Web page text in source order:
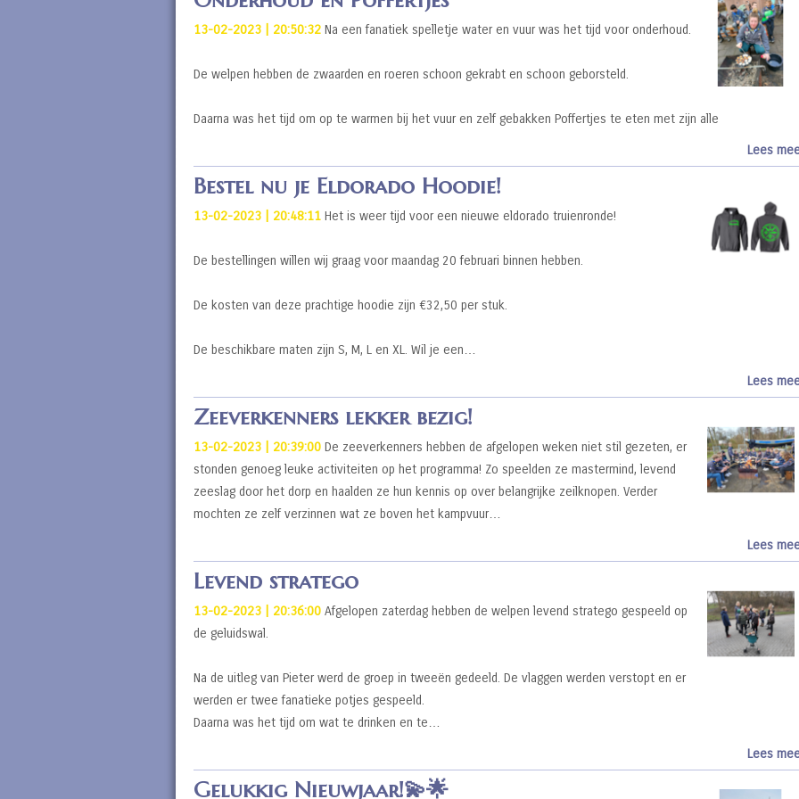
13-02-2023 | 20:50:32 Na een fanatiek spelletje water en vuur was het tijd voor onderhoud.
De welpen hebben de zwaarden en roeren schoon gekrabt en schoon geborsteld.
Daarna was het tijd om op te warmen bij het vuur en zelf gebakken Poffertjes te eten met zijn alle
Lees
Bestel nu je Eldorado Hoodie!
13-02-2023 | 20:48:11 Het is weer tijd voor een nieuwe eldorado truienronde!
De bestellingen willen wij graag voor maandag 20 februari binnen hebben.
De kosten van deze prachtige hoodie zijn €32,50 per stuk.
De beschikbare maten zijn S, M, L en XL. Wil je een…
Lees
Zeeverkenners lekker bezig!
13-02-2023 | 20:39:00 De zeeverkenners hebben de afgelopen weken niet stil gezeten, er
stonden genoeg leuke activiteiten op het programma! Zo speelden ze mastermind, levend
zeeslag door het dorp en haalden ze hun kennis op over belangrijke zeilknopen. Verder
mochten ze zelf verzinnen wat ze boven het kampvuur…
Lees
Levend stratego
13-02-2023 | 20:36:00 Afgelopen zaterdag hebben de welpen levend stratego gespeeld op
de geluidswal.
Na de uitleg van Pieter werd de groep in tweeën gedeeld. De vlaggen werden verstopt en er
werden er twee fanatieke potjes gespeeld.
Daarna was het tijd om wat te drinken en te…
Lees
Gelukkig Nieuwjaar!💫🌟